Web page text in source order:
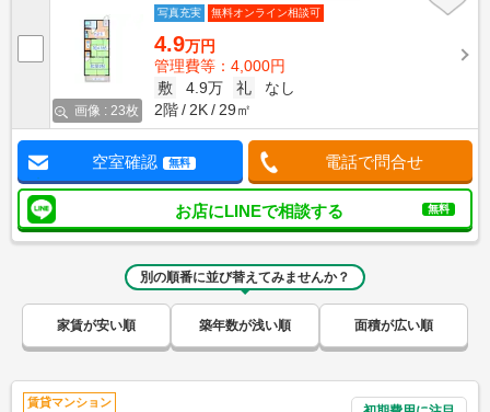
画像 : 23枚
写真充実
無料オンライン相談可
4.9万円
管理費等：4,000円
敷
4.9万 礼
なし
2階
2K 29㎡
空室確認 無料 電話で問合せ
お店にLINEで相談する 無料
別の順番に並び替えてみませんか？
家賃が安い順 築年数が浅い順 面積が広い順
賃貸マンション